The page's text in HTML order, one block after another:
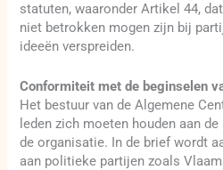
statuten, waaronder Artikel 44,
niet betrokken mogen zijn bij
ideeën verspreiden.
Conformiteit met de beginselen
Het bestuur van de Algemene
leden zich moeten houden aan
de organisatie. In de brief wordt
aan politieke partijen zoals